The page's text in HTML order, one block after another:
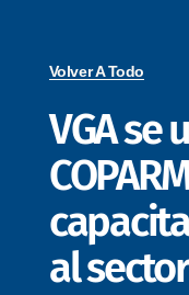
Volver A Todo
VGA se
al